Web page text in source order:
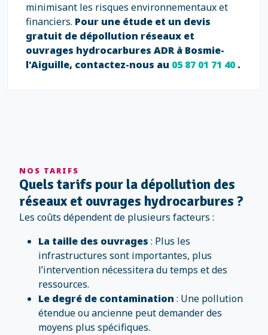
minimisant les risques environnementaux et
financiers. Pour une étude et un devis
gratuit de dépollution réseaux et
ouvrages hydrocarbures ADR à Bosmie-
l'Aiguille, contactez-nous au 05 87 01 71 40.
NOS TARIFS
Quels tarifs pour la dépollution des
réseaux et ouvrages hydrocarbures ?
Les coûts dépendent de plusieurs facteurs :
La taille des ouvrages : Plus les
infrastructures sont importantes, plus
l’intervention nécessitera du temps et des
ressources.
Le degré de contamination : Une pollution
étendue ou ancienne peut demander des
moyens plus spécifiques.